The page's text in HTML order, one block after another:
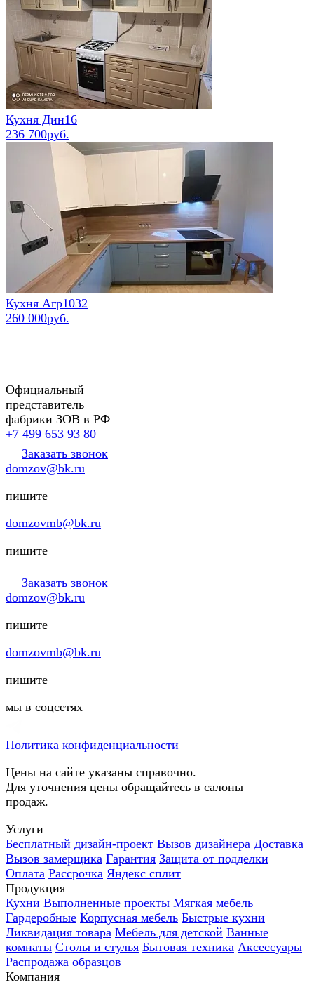
Кухня Дин16
236 700руб.
Кухня Агр1032
260 000руб.
Официальный
представитель
фабрики ЗОВ в РФ
+7 499 653 93 80
Заказать звонок
domzov@bk.ru
пишите
domzovmb@bk.ru
пишите
Заказать звонок
domzov@bk.ru
пишите
domzovmb@bk.ru
пишите
мы в соцсетях
Политика конфиденциальности
Цены на сайте указаны справочно.
Для уточнения цены обращайтесь в салоны
продаж.
Услуги
Бесплатный дизайн-проект Вызов дизайнера Доставка
Вызов замерщика Гарантия Защита от подделки
Оплата Рассрочка Яндекс сплит
Продукция
Кухни Выполненные проекты Мягкая мебель
Гардеробные Корпусная мебель Быстрые кухни
Ликвидация товара Мебель для детской Ванные
комнаты Столы и стулья Бытовая техника Аксессуары
Распродажа образцов
Компания